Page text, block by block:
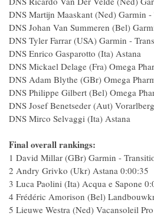
DNS Martijn Maaskant (Ned) Garmin -
DNS Johan Van Summeren (Bel)
DNS Tyler Farrar (USA) Garmin -
DNS Enrico Gasparotto (Ita) Astana
DNS Mickael Delage (Fra) Omega
DNS Adam Blythe (GBr) Omega
DNS Philippe Gilbert (Bel) Omega
DNS Josef Benetseder (Aut)
DNS Mirco Selvaggi (Ita) Astana
Final overall rankings:
1 David Millar (GBr) Garmin -
2 Andry Grivko (Ukr) Astana 0:00:35
3 Luca Paolini (Ita) Acqua e Sapone
4 Frédéric Amorison (Bel)
5 Lieuwe Westra (Ned) Vacansoleil